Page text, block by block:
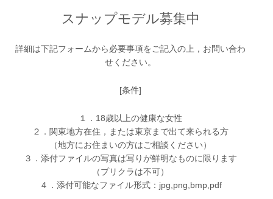
スナップモデル募集中
詳細は下記フォームから必要事項をご記入の上，お問い合わ
せください。
[条件]
１．18歳以上の健康な女性
２．関東地方在住，または東京まで出て来られる方
（地方にお住まいの方はご相談ください）
３．添付ファイルの写真は写りが鮮明なものに限ります
（プリクラは不可）
４．添付可能なファイル形式：jpg,png,bmp,pdf